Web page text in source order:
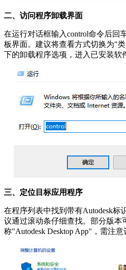
二、访问程序卸载界面
在运行对话框输入control命令后回
板界面。建议将查看方式切换为"
下的卸载程序选项，进入已安装软
三、定位目标应用程序
在程序列表中找到带有Autodesk标
议通过滚动条仔细查找。部分版本
称"Autodesk Desktop App"，需注意